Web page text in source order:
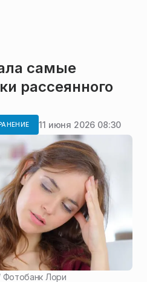
самые
рассеянного
11 июня 2026 08:30
Фотобанк Лори